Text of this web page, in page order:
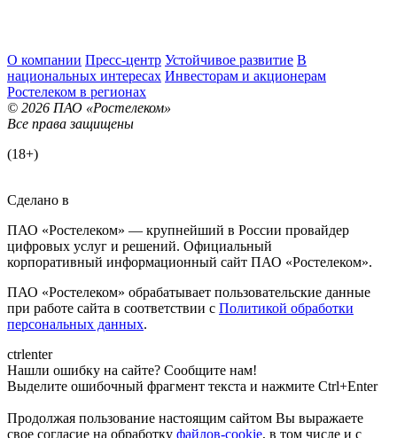
О компании Пресс-центр Устойчивое развитие В
национальных интересах Инвесторам и акционерам
Ростелеком в регионах
© 2026 ПАО «Ростелеком»
Все права защищены
(18+)
Сделано в
ПАО «Ростелеком» — крупнейший в России провайдер
цифровых услуг и решений. Официальный
корпоративный информационный сайт ПАО «Ростелеком».
ПАО «Ростелеком» обрабатывает пользовательские данные
при работе сайта в соответствии с Политикой обработки
персональных данных.
ctrlenter
Нашли ошибку на сайте? Сообщите нам!
Выделите ошибочный фрагмент текста и нажмите Ctrl+Enter
Продолжая пользование настоящим сайтом Вы выражаете
свое согласие на обработку файлов-cookie, в том числе и с